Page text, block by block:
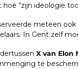
hoe “zijn ideologie
meteen ook
In Gent zelf
X van Elon
te